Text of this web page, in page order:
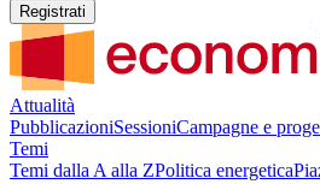
Registrati
Attualità
PubblicazioniSessioniCampagne e
Temi
Temi dalla A alla ZPolitica energetica